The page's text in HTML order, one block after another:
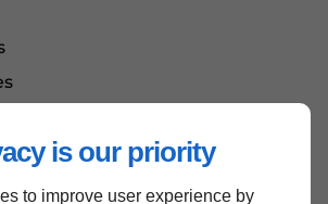
is our priority
to improve user experience by